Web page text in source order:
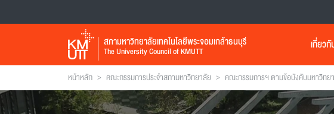
สภามหาวิทยาลัยเทคโนโลยีพระจอมเกล้าธนบุรี
The University Council of KMUTT เกี่ยวกั
หน้าหลัก > คณะกรรมการประจำสภามหาวิทยาลัย > คณะกรรมการฯ ตามข้อบังคับมหาวิทย